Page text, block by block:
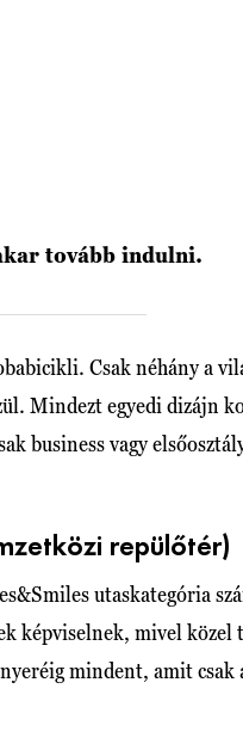
tovább indulni.
Csak néhány a
Mindezt egyedi dizájn
business vagy
repülőtér)
utaskategória
képviselnek, mivel közel
mindent, amit csak